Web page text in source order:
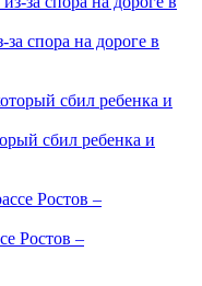
спора на дороге в
сбил ребенка и
Ростов –